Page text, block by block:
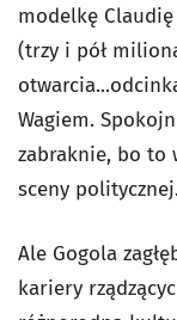
modelkę
(trzy i pół
Wagiem.
zabraknie, bo to
sceny politycznej.
Ale Gogola
kariery